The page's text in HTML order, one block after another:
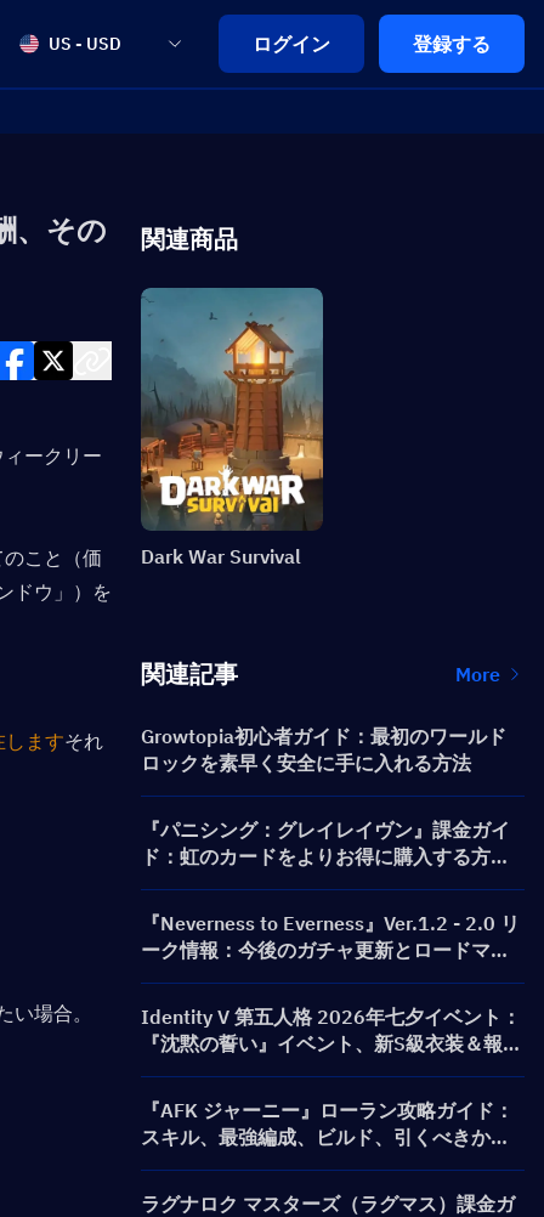
US - USD ログイン 登録する
、その
ークリー
こと（価
ドウ」）を
ますそれ
場合。
関連商品
Dark War Survival
関連記事 More
Growtopia初心者ガイド：最初のワールド
ロックを素早く安全に手に入れる方法
『パニシング：グレイレイヴン』課金ガイ
ド：虹のカードをよりお得に購入する方法
は？
『Neverness to Everness』Ver.1.2 - 2.0 リ
ーク情報：今後のガチャ更新とロードマッ
プ！
Identity V 第五人格 2026年七夕イベント：
『沈黙の誓い』イベント、新S級衣装＆報酬
ガイド
『AFK ジャーニー』ローラン攻略ガイド：
スキル、最強編成、ビルド、引くべきか徹
底解説
ラグナロク マスターズ（ラグマス）課金ガ